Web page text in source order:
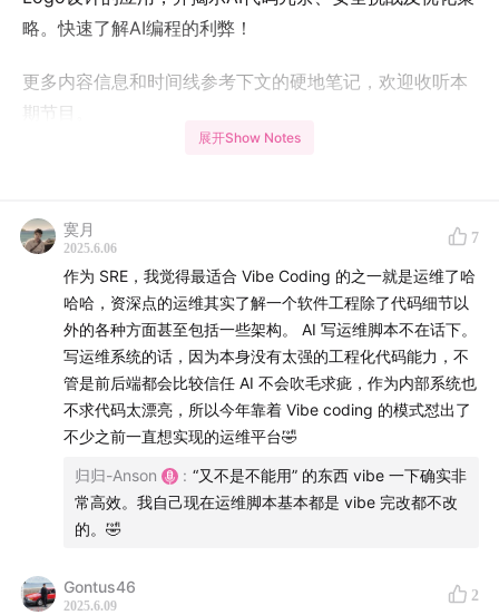
略。快速了解AI编程的利弊！
更多内容信息和时间线参考下文的硬地笔记，欢迎收听本
期节目。
本期赞助
Podwise.ai - Podcast knowledge at 10x speed 🚀
Apple Store 下载👉🏻apps.apple.com
展开Show Notes
寞月
2025.6.06
7
作为 SRE，我觉得最适合 Vibe Coding 的之一就是运维了哈
哈哈，资深点的运维其实了解一个软件工程除了代码细节以
外的各种方面甚至包括一些架构。 AI 写运维脚本不在话下。
写运维系统的话，因为本身没有太强的工程化代码能力，不
管是前后端都会比较信任 AI 不会吹毛求疵，作为内部系统也
不求代码太漂亮，所以今年靠着 Vibe coding 的模式怼出了
不少之前一直想实现的运维平台🤣
归归-Anson : “又不是不能用” 的东西 vibe 一下确实非
常高效。我自己现在运维脚本基本都是 vibe 完改都不改
的。🤣
Gontus46
2025.6.09
2